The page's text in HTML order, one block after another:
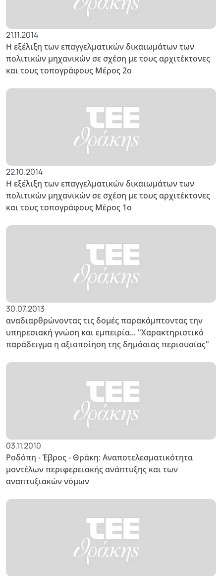
21.11.2014
Η εξέλιξη των επαγγελματικών δικαιωμάτων των
πολιτικών μηχανικών σε σχέση με τους αρχιτέκτονες
και τους τοπογράφους Μέρος 2ο
22.10.2014
Η εξέλιξη των επαγγελματικών δικαιωμάτων των
πολιτικών μηχανικών σε σχέση με τους αρχιτέκτονες
και τους τοπογράφους Μέρος 1ο
30.07.2013
αναδιαρθρώνοντας τις δομές παρακάμπτοντας την
υπηρεσιακή γνώση και εμπειρία... "Χαρακτηριστικό
παράδειγμα η αξιοποίηση της δημόσιας περιουσίας"
03.11.2010
Ροδόπη - Έβρος - Θράκη: Αναποτελεσματικότητα
μοντέλων περιφερειακής ανάπτυξης και των
αναπτυξιακών νόμων